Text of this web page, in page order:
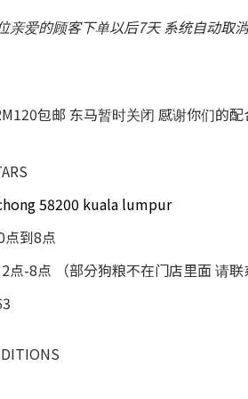
亲爱的顾客下单以后7天 系统自动取
包邮 东马暂时关闭 感谢你们
58200 kuala lumpur
到8点
点-8点 （部分狗粮不在门店里面 请联